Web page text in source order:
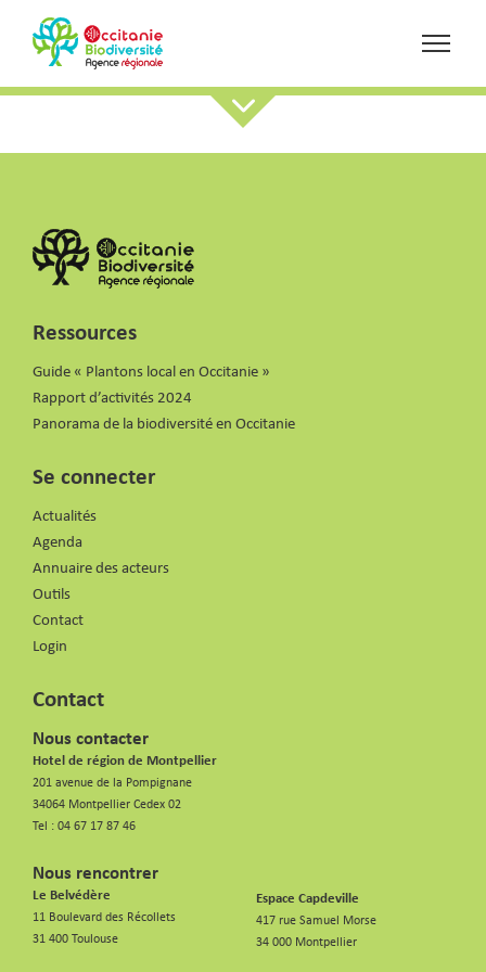
Ressources
Guide « Plantons local en Occitanie »
Rapport d’activités 2024
Panorama de la biodiversité en Occitanie
Se connecter
Actualités
Agenda
Annuaire des acteurs
Outils
Contact
Login
Contact
Nous contacter
Hotel de région de Montpellier
201 avenue de la Pompignane
34064 Montpellier Cedex 02
Tel : 04 67 17 87 46
Nous rencontrer
Le Belvédère
11 Boulevard des Récollets
31 400 Toulouse
Espace Capdeville
417 rue Samuel Morse
34 000 Montpellier